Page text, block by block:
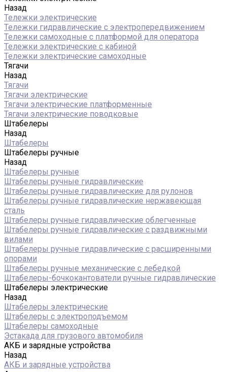
Назад
Тележки электрические
Тележки гидравлические с электропередвижением
Тележки самоходные с платформой для оператора
Тележки электрические с кабиной
Тележки электрические самоходные
Тягачи
Назад
Тягачи
Тягачи электрические
Тягачи электрические платформенные
Тягачи электрические поводковые
Штабелеры
Назад
Штабелеры
Штабелеры ручные
Назад
Штабелеры ручные
Штабелеры ручные гидравлические
Штабелеры ручные гидравлические для рулонов
Штабелеры ручные гидравлические нержавеющая
сталь
Штабелеры ручные гидравлические облегченные
Штабелеры ручные гидравлические с раздвижными
вилами
Штабелеры ручные гидравлические с расширенными
опорами
Штабелеры ручные механические с лебедкой
Штабелеры-бочкокантователи ручные гидравлические
Штабелеры электрические
Назад
Штабелеры электрические
Штабелеры с электроподъемом
Штабелеры самоходные
Эстакада для грузового автомобиля
АКБ и зарядные устройства
Назад
АКБ и зарядные устройства